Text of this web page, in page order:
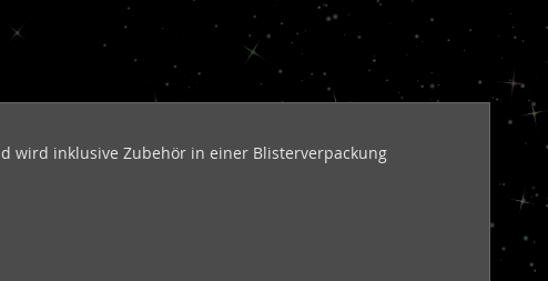
wird inklusive Zubehör in einer Blisterverpackung